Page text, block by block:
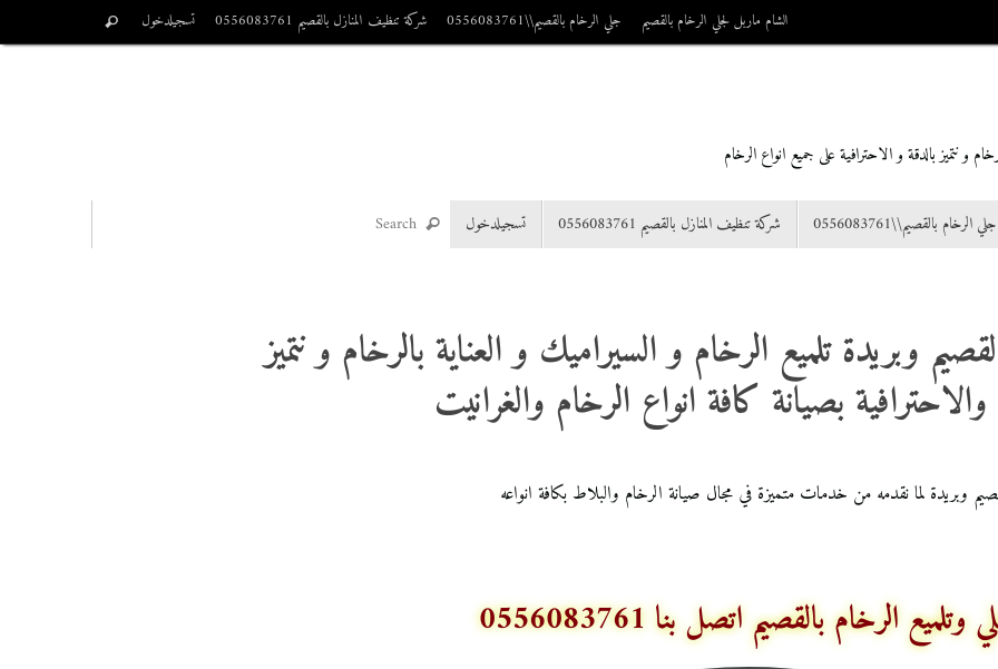
الشام ماربل لجلي الرخام بالقصيم جلي الرخام بالقصيم\\0556083761 شركة تنظيف المنازل بالقصيم 0556083761 تسجيلدخول
و نتميز بالدقة و الاحترافية على جميع انواع الرخام
جلي الرخام بالقصيم\\0556083761 شركة تنظيف المنازل بالقصيم 0556083761 تسجيلدخول
وبريدة تلميع الرخام و السيراميك و العناية بالرخام و نتميز
والاحترافية بصيانة كافة انواع الرخام والغرانيت
وبريدة لما نقدمه من خدمات متميزة في مجال صيانة الرخام والبلاط بكافة انواعه
الرخام بالقصيم اتصل بنا 0556083761